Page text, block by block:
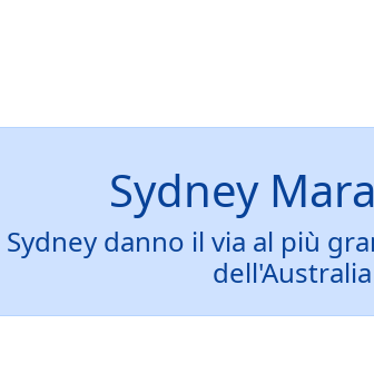
Sydney
danno il via al più
dell'Australia